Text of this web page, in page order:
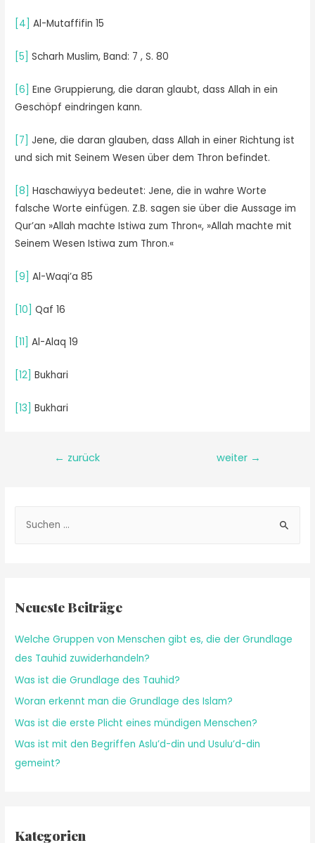
[4] Al-Mutaffifin 15
[5] Scharh Muslim, Band: 7 , S. 80
[6] Eıne Gruppierung, die daran glaubt, dass Allah in ein
Geschöpf eindringen kann.
[7] Jene, die daran glauben, dass Allah in einer Richtung ist
und sich mit Seinem Wesen über dem Thron befindet.
[8] Haschawiyya bedeutet: Jene, die in wahre Worte
falsche Worte einfügen. Z.B. sagen sie über die Aussage im
Qur’an »Allah machte Istiwa zum Thron«, »Allah machte mit
Seinem Wesen Istiwa zum Thron.«
[9] Al-Waqi’a 85
[10] Qaf 16
[11] Al-Alaq 19
[12] Bukhari
[13] Bukhari
← zurück weiter →
Neueste Beiträge
Welche Gruppen von Menschen gibt es, die der Grundlage
des Tauhid zuwiderhandeln?
Was ist die Grundlage des Tauhid?
Woran erkennt man die Grundlage des Islam?
Was ist die erste Plicht eines mündigen Menschen?
Was ist mit den Begriffen Aslu’d-din und Usulu’d-din
gemeint?
Kategorien